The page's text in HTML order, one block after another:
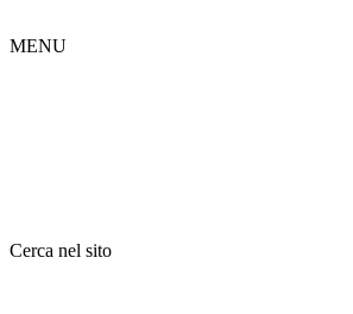
MENU
Cerca nel sito